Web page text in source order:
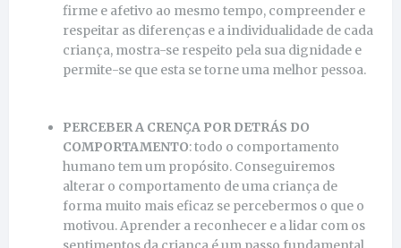
firme e afetivo ao mesmo tempo, compreender e
respeitar as diferenças e a individualidade de cada
criança, mostra-se respeito pela sua dignidade e
permite-se que esta se torne uma melhor pessoa.
PERCEBER A CRENÇA POR DETRÁS DO
COMPORTAMENTO: todo o comportamento
humano tem um propósito. Conseguiremos
alterar o comportamento de uma criança de
forma muito mais eficaz se percebermos o que o
motivou. Aprender a reconhecer e a lidar com os